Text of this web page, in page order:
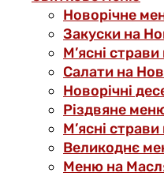
Новорічне
Закуски на
М’ясні
Салати на
Новорічні
Різдвяне
М’ясні
Великоднє
Меню на